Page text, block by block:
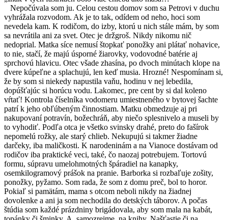
Nepočúvala som ju. Celou cestou domov som sa Petrovi v duchu
vyhrážala rozvodom. Ak je to tak, odídem od neho, hoci som
nevedela kam. K rodičom, do izby, ktorú u nich stále mám, by som
sa nevrátila ani za svet. Otec je držgroš. Nikdy nikomu nič
nedoprial. Matka síce nemusí štopkať ponožky ani plátať nohavice,
to nie, stačí, že majú úsporné žiarovky, vodovodné batérie aj
sprchovú hlavicu. Otec všade zhasína, po dvoch minútach klope na
dvere kúpeľne a splachujú, len keď musia. Hrozné! Nespomínam si,
že by som si niekedy napustila vaňu, hodinu v nej lebedila,
dopúšťajúc si horúcu vodu. Lakomec, pre cent by si dal koleno
vŕtať! Kontrola číselníka vodomeru umiestneného v bytovej šachte
patrí k jeho obľúbeným činnostiam. Matku obmedzuje aj pri
nakupovaní potravín, božechráň, aby niečo splesnivelo a museli by
to vyhodiť. Podľa otca je všetko svinsky drahé, preto do fašírok
nepomelú rožky, ale starý chlieb. Nekupujú si takmer žiadne
darčeky, iba maličkosti. K narodeninám a na Vianoce dostávam od
rodičov iba praktické veci, také, čo naozaj potrebujem. Tortovú
formu, súpravu umelohmotných špáradiel na kanapky,
osemkilogramový prášok na pranie. Barborka si rozbaľuje zošity,
ponožky, pyžamo. Som rada, že som z domu preč, bol to horor.
Pokiaľ si pamätám, mama s otcom neboli nikdy na žiadnej
dovolenke a ani ja som nechodila do detských táborov. A počas
štúdia som každé prázdniny brigádovala, aby som mala na kabát,